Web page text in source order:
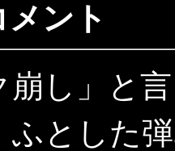
ント
崩し」と
ふとした